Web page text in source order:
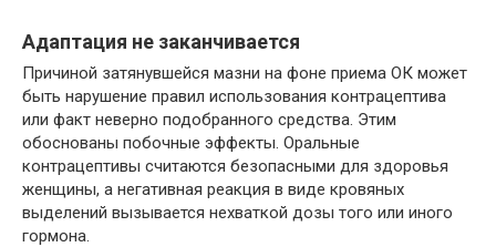
Адаптация не заканчивается
Причиной затянувшейся мазни на фоне приема ОК может
быть нарушение правил использования контрацептива
или факт неверно подобранного средства. Этим
обоснованы побочные эффекты. Оральные
контрацептивы считаются безопасными для здоровья
женщины, а негативная реакция в виде кровяных
выделений вызывается нехваткой дозы того или иного
гормона.